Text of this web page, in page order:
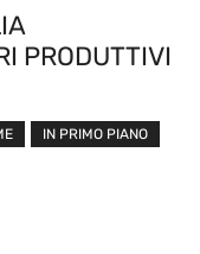
PRODUTTIVI
IN PRIMO PIANO